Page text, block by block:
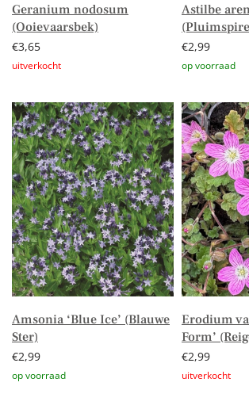
Geranium nodosum
(Ooievaarsbek)
€3,65
Astilbe
€2,99
Amsonia ‘Blue Ice’ (Blauwe
Ster)
€2,99
Erodium
Form’
€2,99